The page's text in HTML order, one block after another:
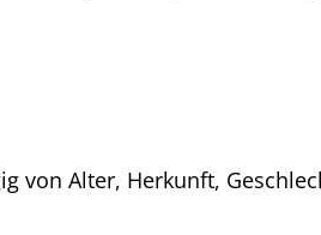
von Alter, Herkunft,